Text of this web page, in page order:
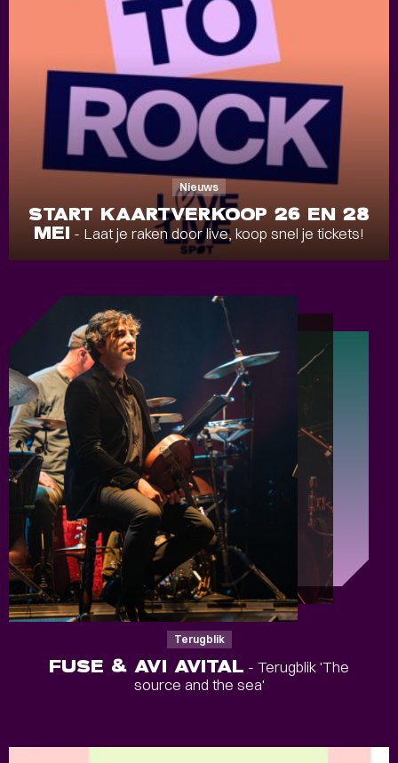
Nieuws
START KAARTVERKOOP 26 EN 28
MEI - Laat je raken door live, koop snel je tickets!
Terugblik
FUSE & AVI AVITAL - Terugblik 'The
source and the sea'